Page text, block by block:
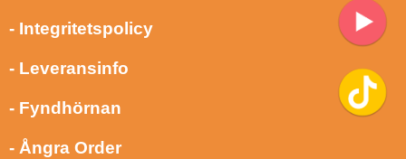
- Integritetspolicy
- Leveransinfo
- Fyndhörnan
- Ångra Order